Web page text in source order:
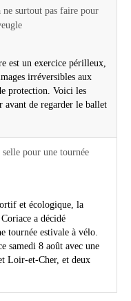
ne surtout pas faire pour
est un exercice périlleux,
irréversibles aux
protection. Voici les
avant de regarder le ballet
pour une tournée
et écologique, la
a décidé
tournée estivale à vélo.
samedi 8 août avec une
Loir-et-Cher, et deux